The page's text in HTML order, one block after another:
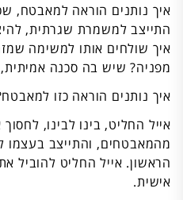
איך נותנים הוראה למאבטח,
התייצב למשמרת שגרתית,
איך שולחים אותו למשימה
מפניה? שיש בה סכנה
איך נותנים הוראה כזו
אייל החליט, בינו לבינו,
מהמאבטחים, והתייצב בעצמו
הראשון. אייל החליט להוביל
אישית.